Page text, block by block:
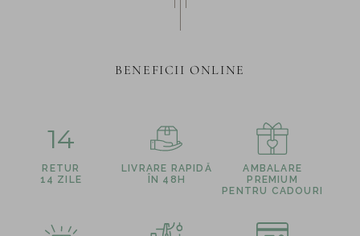
BENEFICII ONLINE
14
RETUR
14 ZILE
LIVRARE RAPIDĂ
ÎN 48H
AMBALARE
PREMIUM
PENTRU CADOURI